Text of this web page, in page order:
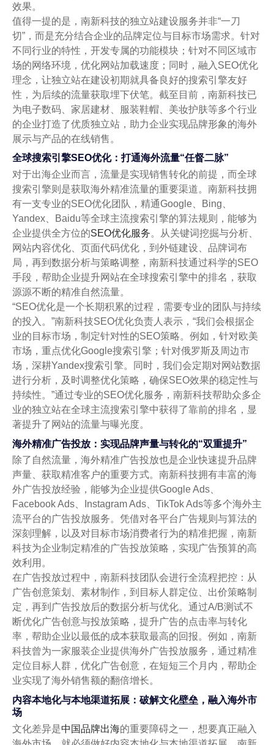
效果。
值得一提的是，南新科技的独立站建设服务并非“一刀
切”，而是充分结合企业的品牌定位与目标市场需求。针对
不同行业的特性，开发专属的功能模块；针对不同区域市
场的网络环境，优化网站加载速度；同时，融入SEO优化
理念，让独立站在建设初期就具备良好的搜索引擎友好
性，为后续的流量获取埋下伏笔。截至目前，南新科技已
为电子数码、家居建材、服装鞋帽、美妆护肤等多个行业
的企业打造了优质独立站，助力企业实现品牌形象的海外
展示与产品的在线销售。
全球搜索引擎SEO优化：打通海外流量“任督二脉”
对于出海企业而言，流量是实现销售转化的前提，而全球
搜索引擎则是获取海外精准流量的重要渠道。南新科技拥
有一支专业的SEO优化团队，精通Google、Bing、
Yandex、Baidu等全球主流搜索引擎的算法规则，能够为
企业提供全方位的SEO优化服务。从关键词挖掘与分析、
网站内容优化、页面代码优化，到外链建设、品牌词布
局，再到数据分析与策略调整，南新科技通过科学的SEO
手段，帮助企业提升网站在全球搜索引擎中的排名，获取
源源不断的精准自然流量。
“SEO优化是一个长期积累的过程，需要专业的团队与持续
的投入。”南新科技SEO优化负责人表示，“我们会根据企
业的目标市场，制定针对性的SEO策略。例如，针对欧美
市场，重点优化Google搜索引擎；针对俄罗斯及周边市
场，深耕Yandex搜索引擎。同时，我们会定期对网站数据
进行分析，及时调整优化策略，确保SEO效果的稳定性与
持续性。”通过专业的SEO优化服务，南新科技帮助众多企
业的独立站在全球主流搜索引擎中获得了靠前的排名，显
著提升了网站的流量与曝光度。
海外精准广告投放：实现品牌声量与转化的“双重提升”
除了自然流量，海外精准广告投放也是企业快速提升品牌
声量、获取精准客户的重要方式。南新科技拥有丰富的海
外广告投放经验，能够为企业提供Google Ads、
Facebook Ads、Instagram Ads、TikTok Ads等多个海外主
流平台的广告投放服务。凭借对各平台广告规则与算法的
深刻理解，以及对目标市场消费者行为的精准把握，南新
科技为企业制定精准的广告投放策略，实现广告预算的高
效利用。
在广告投放过程中，南新科技团队会进行全流程把控：从
广告创意策划、素材制作，到目标人群定位、出价策略制
定，再到广告投放后的数据分析与优化。通过A/B测试不
断优化广告创意与投放策略，提升广告的点击率与转化
率，帮助企业以最低的成本获取最高的回报。例如，南新
科技曾为一家服装企业提供海外广告投放服务，通过精准
定位目标人群，优化广告创意，在短短三个月内，帮助企
业实现了海外销售额的翻倍增长。
内容本地化与本地渠道拓展：破解文化壁垒，融入海外市
场
文化差异是中国品牌出海的重要障碍之一，想要真正融入